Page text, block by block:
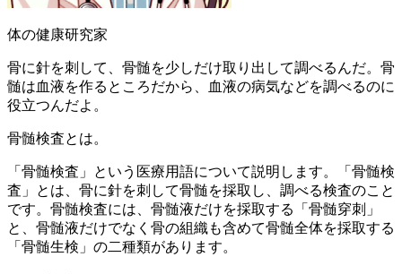
体の健康研究家
骨に針を刺して、骨髄を少しだけ取り出して調べるんだ。骨
髄は血液を作るところだから、血液の病気などを調べるのに
役立つんだよ。
骨髄検査とは。
「骨髄検査」という医療用語について説明します。「骨髄検
査」とは、骨に針を刺して骨髄を採取し、調べる検査のこと
です。骨髄検査には、骨髄液だけを採取する「骨髄穿刺」
と、骨髄液だけでなく骨の組織も含めて骨髄全体を採取する
「骨髄生検」の二種類があります。